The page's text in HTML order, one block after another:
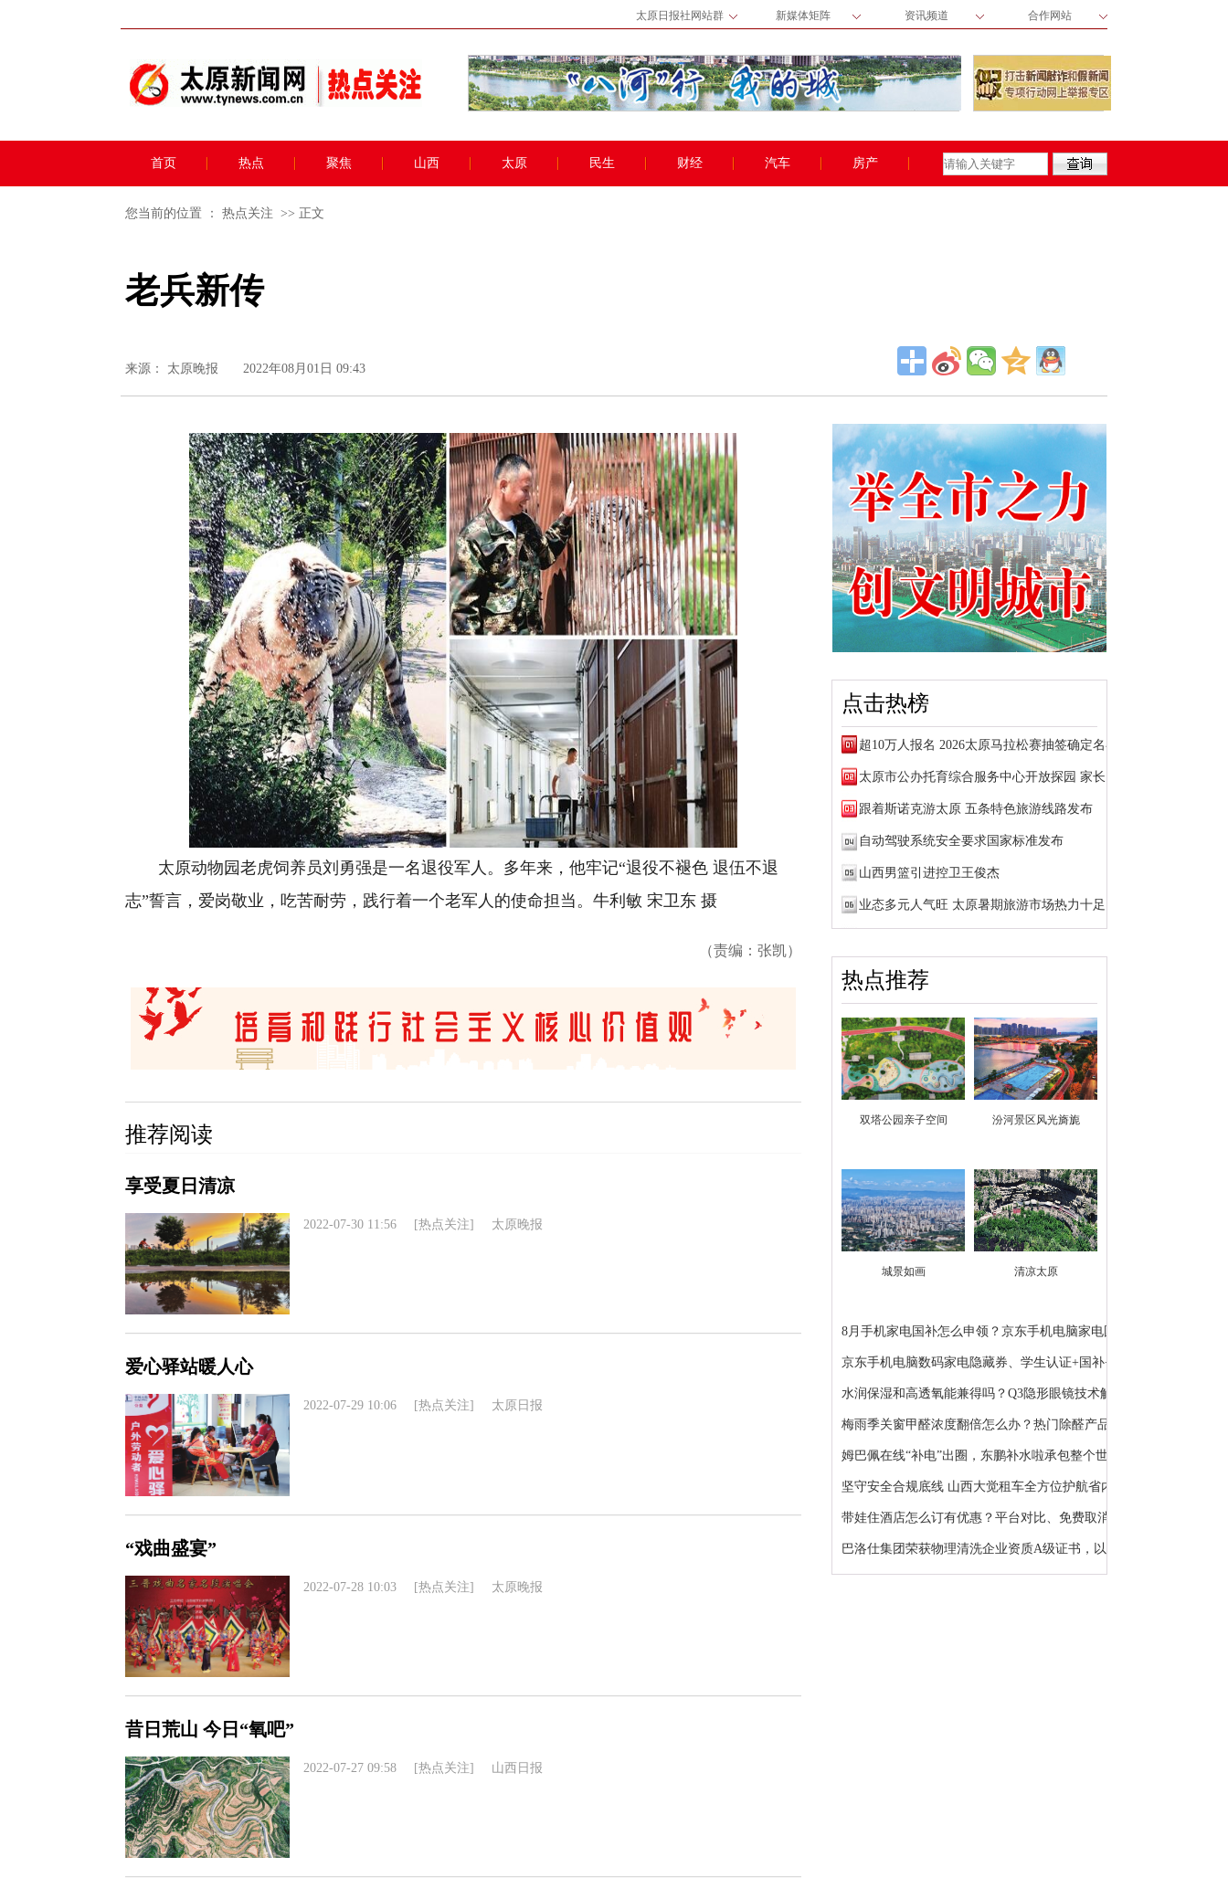
太原日报社网站群 新媒体矩阵 资讯频道 合作网站
首页 热点 聚焦 山西 太原 民生 财经 汽车 房产
您当前的位置 ： 热点关注 >> 正文
老兵新传
来源： 太原晚报 2022年08月01日 09:43
太原动物园老虎饲养员刘勇强是一名退役军人。多年来，他牢记“退役不褪色 退伍不退
志”誓言，爱岗敬业，吃苦耐劳，践行着一个老军人的使命担当。牛利敏 宋卫东 摄
（责编：张凯）
点击热榜
超10万人报名 2026太原马拉松赛抽签确定名额
跟着斯诺克游太原 五条特色旅游线路发布
自动驾驶系统安全要求国家标准发布
山西男篮引进控卫王俊杰
业态多元人气旺 太原暑期旅游市场热力十足
热点推荐
双塔公园亲子空间 汾河景区风光旖旎
城景如画 清凉太原
8月手机家电国补怎么申领？京东手机电脑家电国补领...
京东手机电脑数码家电隐藏券、学生认证+国补+苹果...
水润保湿和高透氧能兼得吗？Q3隐形眼镜技术解析：...
梅雨季关窗甲醛浓度翻倍怎么办？热门除醛产品推荐
姆巴佩在线“补电”出圈，东鹏补水啦承包整个世界...
坚守安全合规底线 山西大觉租车全方位护航省内各类...
带娃住酒店怎么订有优惠？平台对比、免费取消、避...
巴洛仕集团荣获物理清洗企业资质A级证书，以顶级资...
推荐阅读
享受夏日清凉
2022-07-30 11:56 [热点关注] 太原晚报
爱心驿站暖人心
2022-07-29 10:06 [热点关注] 太原日报
“戏曲盛宴”
2022-07-28 10:03 [热点关注] 太原晚报
昔日荒山 今日“氧吧”
2022-07-27 09:58 [热点关注] 山西日报